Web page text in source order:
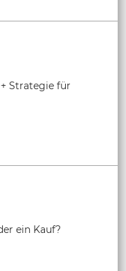
Strategie für
ein Kauf?